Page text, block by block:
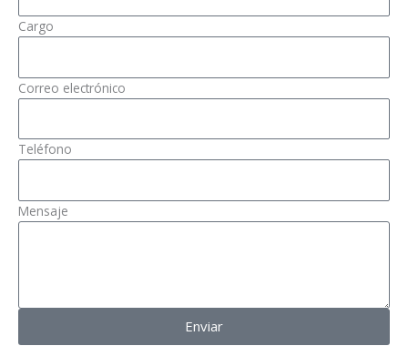
Cargo
Correo electrónico
Teléfono
Mensaje
Enviar